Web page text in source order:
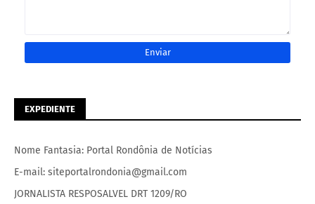
EXPEDIENTE
Nome Fantasia: Portal Rondônia de Notícias
E-mail: siteportalrondonia@gmail.com
JORNALISTA RESPOSALVEL DRT 1209/RO